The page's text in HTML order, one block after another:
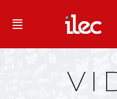
Qu'est-ce que l’Ilec
Campagnes